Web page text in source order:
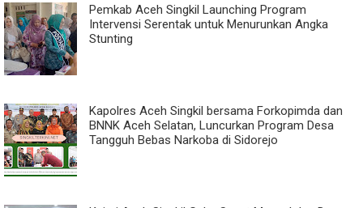
Pemkab Aceh Singkil Launching Program
Intervensi Serentak untuk Menurunkan Angka
Stunting
Kapolres Aceh Singkil bersama Forkopimda dan
BNNK Aceh Selatan, Luncurkan Program Desa
Tangguh Bebas Narkoba di Sidorejo